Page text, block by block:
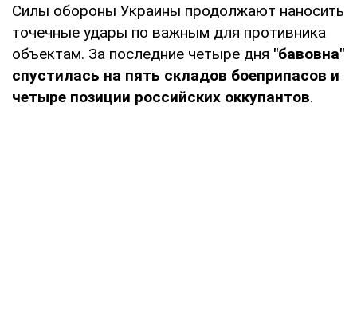
Силы обороны Украины продолжают наносить
точечные удары по важным для противника
объектам. За последние четыре дня "бавовна"
спустилась на пять складов боеприпасов и
четыре позиции российских оккупантов.